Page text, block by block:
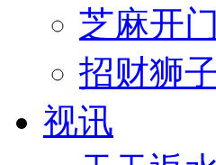
芝麻开门
招财狮
视讯